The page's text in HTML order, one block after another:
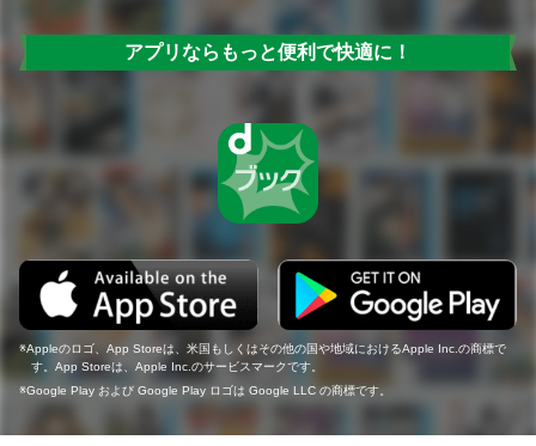
アプリならもっと便利で快適に！
Appleのロゴ、App Storeは、米国もしくはその他の国や地域におけるApple Inc.の商標で
す。App Storeは、Apple Inc.のサービスマークです。
Google Play および Google Play ロゴは Google LLC の商標です。